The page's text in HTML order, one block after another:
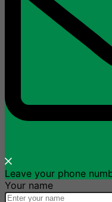
Leave your phone
Your name